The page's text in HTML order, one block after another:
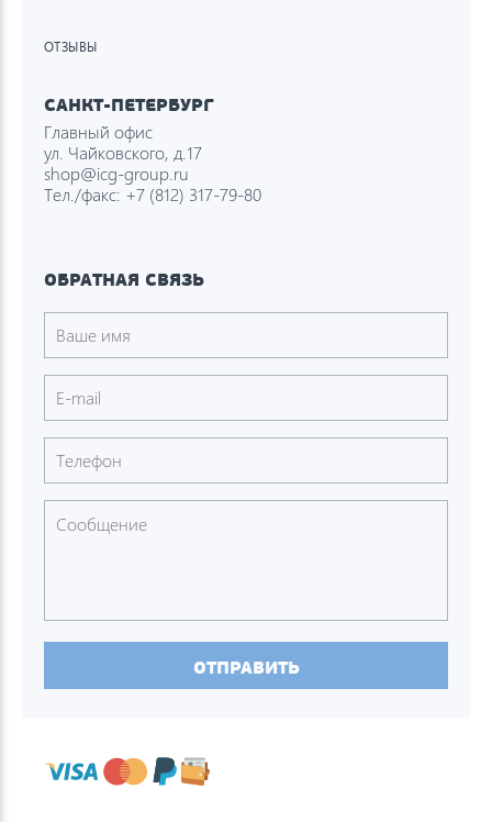
ОТЗЫВЫ
САНКТ-ПЕТЕРБУРГ
Главный офис
ул. Чайковского, д.17
shop@icg-group.ru
Тел./факс: +7 (812) 317-79-80
ОБРАТНАЯ СВЯЗЬ
ОТПРАВИТЬ